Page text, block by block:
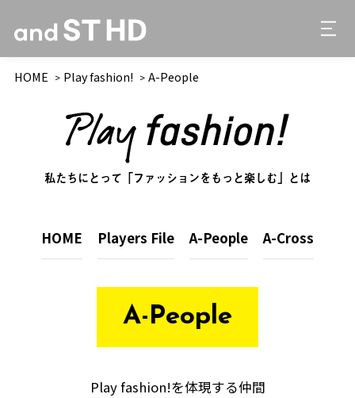
HOME Play fashion! A-People
私たちにとって「ファッションをもっと楽しむ」とは
HOME Players File A-People A-Cross
A-People
Play fashion!を体現する仲間